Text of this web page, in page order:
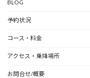
BLOG
予約状況
コース・料金
アクセス・乗降場所
お問合せ/概要